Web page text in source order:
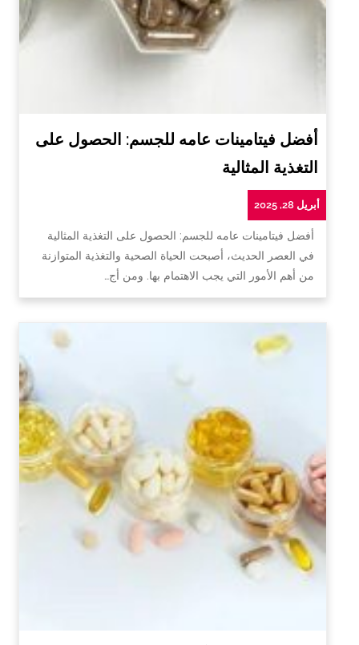
أفضل فيتامينات عامه للجسم: الحصول على
التغذية المثالية
أبريل 28, 2025
أفضل فيتامينات عامه للجسم: الحصول على التغذية المثالية
في العصر الحديث، أصبحت الحياة الصحية والتغذية المتوازنة
من أهم الأمور التي يجب الاهتمام بها. ومن أج…